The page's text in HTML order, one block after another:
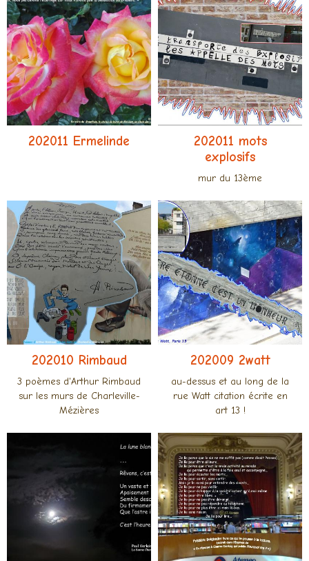
202011 Ermelinde
202011 mots
explosifs
mur du 13ème
202010 Rimbaud
3 poèmes d'Arthur Rimbaud
sur les murs de Charleville-
Mézières
202009 2watt
au-dessus et au long de la
rue Watt citation écrite en
art 13 !